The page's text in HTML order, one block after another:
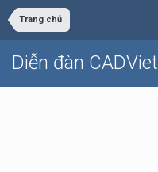
Trang chủ
Diễn đàn CADViet